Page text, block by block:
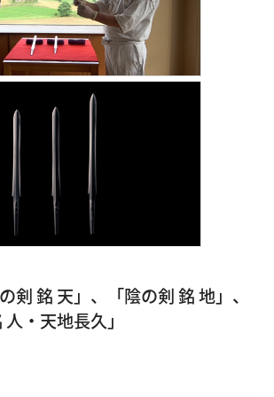
剣 銘 天」、「陰の剣 銘 地」、
人・天地長久」